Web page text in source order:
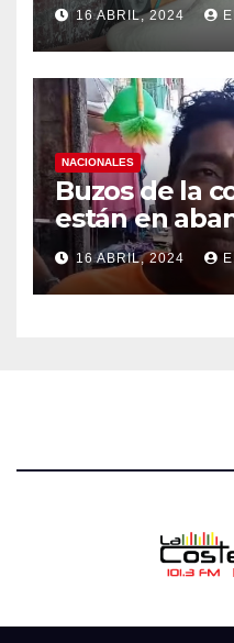
16 ABRIL, 2024
NACIONALES
Buzos de la
están en
16 ABRIL, 2024